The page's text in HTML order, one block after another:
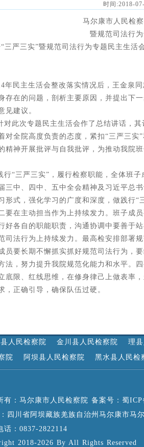
时间:2018-
马尔康市人民检
暨规范司法行
三严三实”暨规范司法行为专题民主生
年民主生活会整改落实情况后，王金泉
存在的问题，剖析主要原因，并提出下
见建议。
对此次专题民主生活会作了总结讲话，
对全院高度负责的态度，紧扣“三严三
精神开展批评与自我批评，为推动我院
行“三严三实”，履行检察职能，全体班
三中、四中、五中全会精神及习近平总
形式，强化学习的广度和深度，做践行
要在主动担当作为上持续发力。班子成
好各自的职能职责，沟通协调中要善于
司法行为上持续发力。最高检安排部署
员要长期不懈抓实抓好规范司法行为，
法，努力提升我院规范化能力和水平。
底限、红线思维，在修身律己上做表率
，正确引导，确保队伍过硬。
人民检察院 金川县人民检察院 理
院 阿坝县人民检察院 黑水县人民检
有：马尔康市人民检察院 备案号： 蜀ICP
四川省阿坝藏族羌族自治州马尔康市马
话：0837-2822114
2018-2026 By All Rights Reserved